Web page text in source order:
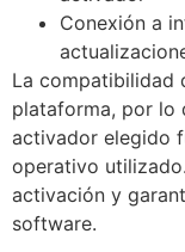
Conexión a
La compatibilidad
plataforma, por lo
activador elegido
operativo
activación y
software.